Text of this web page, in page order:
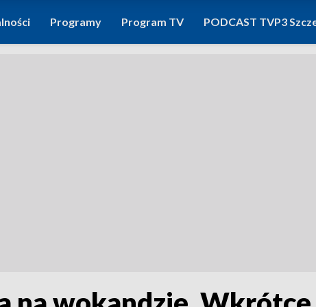
Programy Program TV PODCAST TVP3